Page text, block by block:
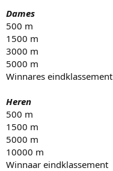
Dames
500 m
1500 m
3000 m
5000 m
Winnares eindklassement
Heren
500 m
1500 m
5000 m
10000 m
Winnaar eindklassement